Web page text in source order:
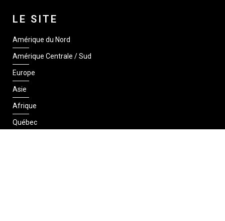
LE SITE
Amérique du Nord
Amérique Centrale / Sud
Europe
Asie
Afrique
Québec